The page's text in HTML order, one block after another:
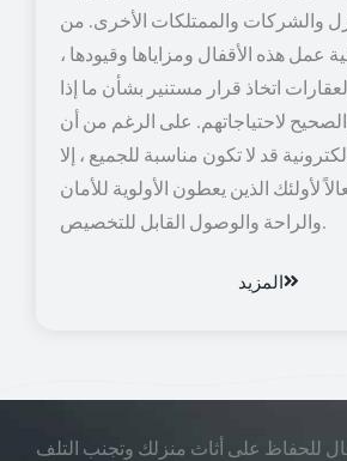
والشركات والممتلكات الأخرى. من
عمل هذه الأقفال ومزاياها وقيودها ،
اتخاذ قرار مستنير بشأن ما إذا
الصحيح لاحتياجاتهم. على الرغم من أن
قد لا تكون مناسبة للجميع ، إلا
لأولئك الذين يعطون الأولوية للأمان
والراحة والوصول القابل للتخصيص.
المزيد
للحفاظ على أثاث منزلك وتجنب التلف